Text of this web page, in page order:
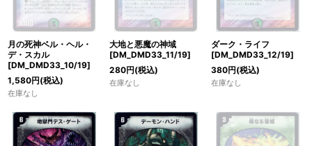
月の死神ベル・ヘル・
デ・スカル
[DM_DMD33_10/19]
1,580円(税込)
在庫なし
大地と悪魔の神域
[DM_DMD33_11/19]
280円(税込)
在庫なし
ダーク・ライフ
[DM_DMD33_12/19]
380円(税込)
在庫なし